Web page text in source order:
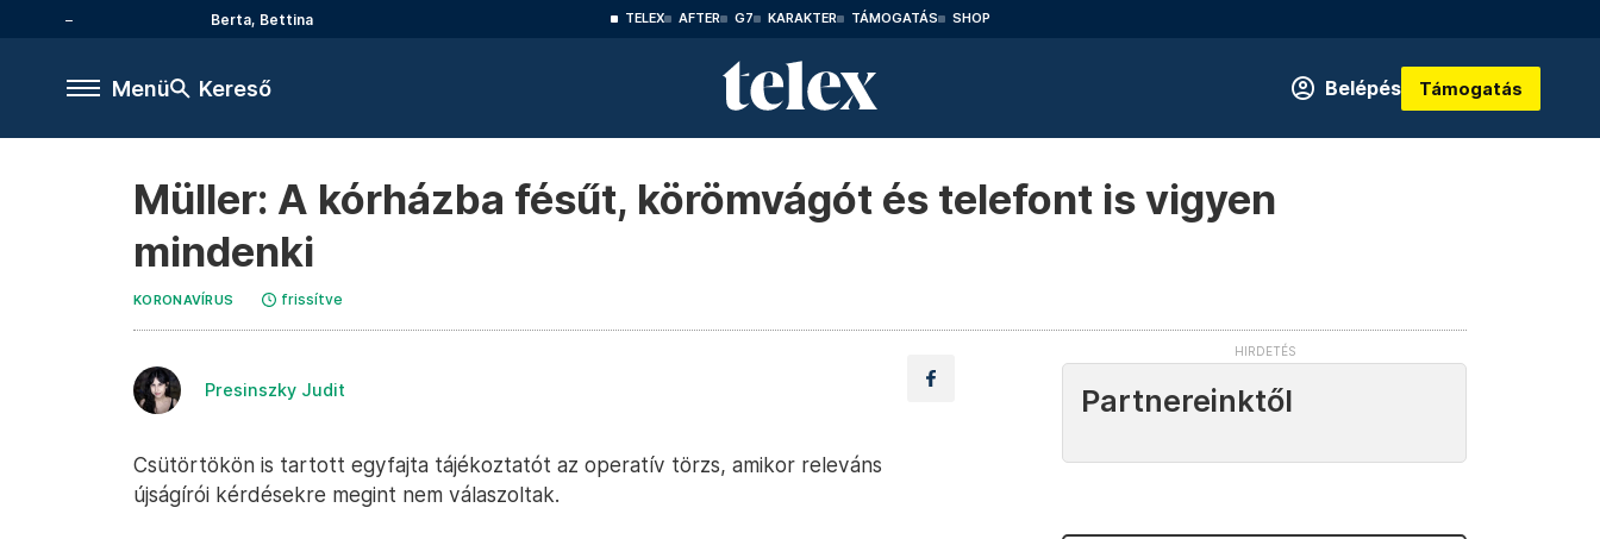
Berta, Bettina TELEX AFTER G7 KARAKTER TÁMOGATÁS SHOP
Menü Kereső Belépés Támogatás
Müller: A kórházba fésűt, körömvágót és telefont is vigyen
mindenki
KORONAVÍRUS frissítve
Presinszky Judit
Csütörtökön is tartott egyfajta tájékoztatót az operatív törzs, amikor releváns
újságírói kérdésekre megint nem válaszoltak.
Partnereinktől